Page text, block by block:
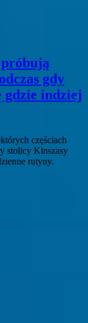
gdy
gdzie indziej
częściach
stolicy Kinszasy
rutyny.